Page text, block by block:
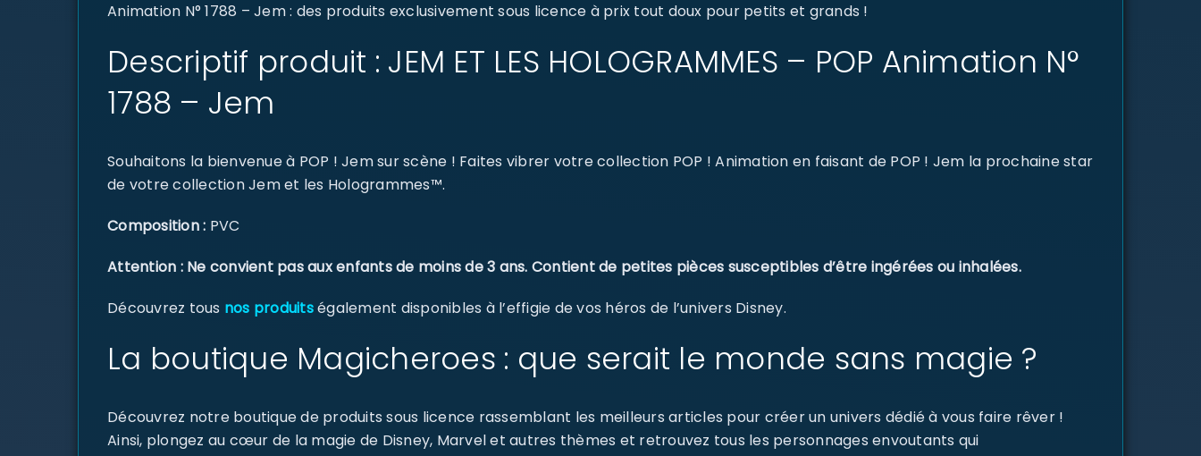
Animation N° 1788 – Jem : des produits exclusivement sous licence à prix tout doux pour petits et grands !
Descriptif produit : JEM ET LES HOLOGRAMMES – POP Animation N°
1788 – Jem
Souhaitons la bienvenue à POP ! Jem sur scène ! Faites vibrer votre collection POP ! Animation en faisant de POP ! Jem la prochaine star
de votre collection Jem et les Hologrammes™.
Composition : PVC
Attention : Ne convient pas aux enfants de moins de 3 ans. Contient de petites pièces susceptibles d’être ingérées ou inhalées.
Découvrez tous nos produitségalement disponibles à l’effigie de vos héros de l’univers Disney.
La boutique Magicheroes : que serait le monde sans magie ?
Découvrez notre boutique de produits sous licence rassemblant les meilleurs articles pour créer un univers dédié à vous faire rêver !
Ainsi, plongez au cœur de la magie de Disney, Marvel et autres thèmes et retrouvez tous les personnages envoutants qui